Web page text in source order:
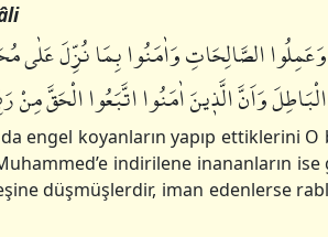
الصَّالِحَاتِ وَاٰمَنُوا بِمَا نُزِّلَ
وَاَنَّ الَّذٖينَ اٰمَنُوا اتَّبَعُوا الْحَقَّ
engel koyanların yapıp ettiklerini O
indirilene inananların
düşmüşlerdir, iman edenlerse